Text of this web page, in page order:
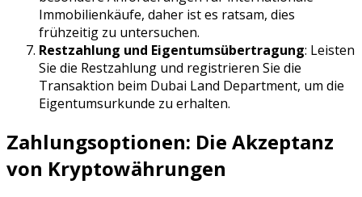
Immobilienkäufe, daher ist es ratsam, dies
frühzeitig zu untersuchen.
Restzahlung und Eigentumsübertragung: Leisten
Sie die Restzahlung und registrieren Sie die
Transaktion beim Dubai Land Department, um die
Eigentumsurkunde zu erhalten.
Zahlungsoptionen: Die Akzeptanz
von Kryptowährungen